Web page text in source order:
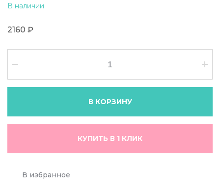
В наличии
2160 ₽
В КОРЗИНУ
КУПИТЬ В 1 КЛИК
В избранное